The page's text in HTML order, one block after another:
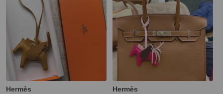
Hermès Hermès